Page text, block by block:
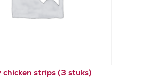
chicken strips (3 stuks)